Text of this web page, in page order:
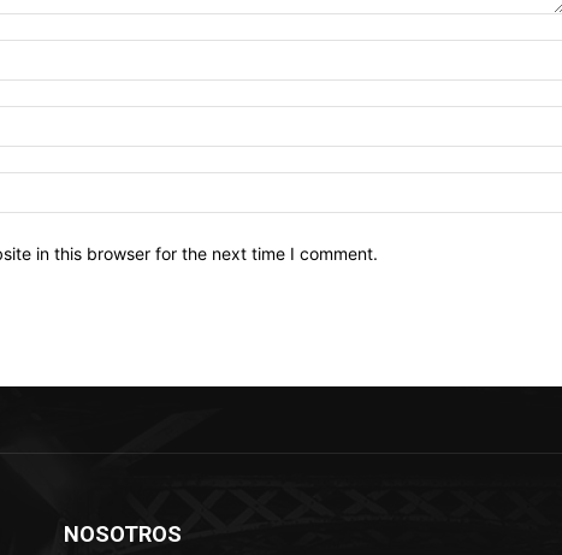
in this browser for the next time I comment.
NOSOTROS